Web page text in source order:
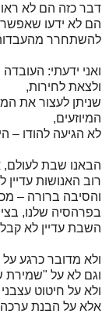
דבר כזה הם לא
הם לא ידעו
להשתחרר
ואני ידעתי:
ולצאת לחירות,
שניתן לעצור את
המיוזעים,
לא הגיעה להודו –
הבאנו שבת לעולם,
רוב האנושות
והסיבה ברורה –
בפרהסיה שלנו,
השבת עדיין לא
ולא מדובר כרגע על
וגם לא על
ולא על חיטוט
אלא על הבנת